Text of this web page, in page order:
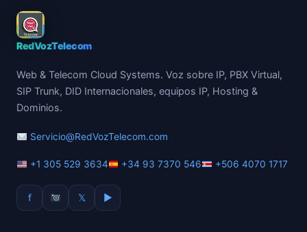
RedVozTelecom
Web & Telecom Cloud Systems. Voz sobre IP, PBX Virtual,
SIP Trunk, DID Internacionales, equipos IP, Hosting &
Dominios.
Servicio@RedVozTelecom.com
+1 305 529 3634 +34 93 7370 546 +506 4070 1717
f 𝕏 ▶